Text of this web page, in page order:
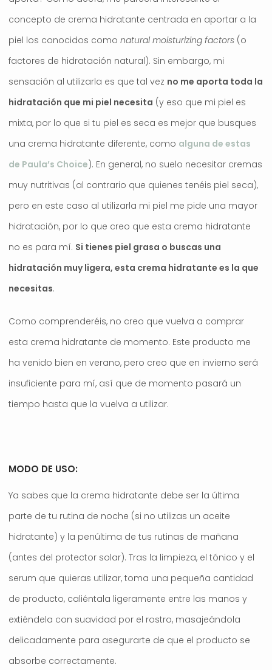
concepto de crema hidratante centrada en aportar a la
piel los conocidos como natural moisturizing factors (o
factores de hidratación natural). Sin embargo, mi
sensación al utilizarla es que tal vez no me aporta toda la
hidratación que mi piel necesita (y eso que mi piel es
mixta, por lo que si tu piel es seca es mejor que busques
una crema hidratante diferente, como alguna de estas
de Paula’s Choice). En general, no suelo necesitar cremas
muy nutritivas (al contrario que quienes tenéis piel seca),
pero en este caso al utilizarla mi piel me pide una mayor
hidratación, por lo que creo que esta crema hidratante
no es para mí. Si tienes piel grasa o buscas una
hidratación muy ligera, esta crema hidratante es la que
necesitas.
Como comprenderéis, no creo que vuelva a comprar
esta crema hidratante de momento. Este producto me
ha venido bien en verano, pero creo que en invierno será
insuficiente para mí, así que de momento pasará un
tiempo hasta que la vuelva a utilizar.
MODO DE USO:
Ya sabes que la crema hidratante debe ser la última
parte de tu rutina de noche (si no utilizas un aceite
hidratante) y la penúltima de tus rutinas de mañana
(antes del protector solar). Tras la limpieza, el tónico y el
serum que quieras utilizar, toma una pequeña cantidad
de producto, caliéntala ligeramente entre las manos y
extiéndela con suavidad por el rostro, masajeándola
delicadamente para asegurarte de que el producto se
absorbe correctamente.